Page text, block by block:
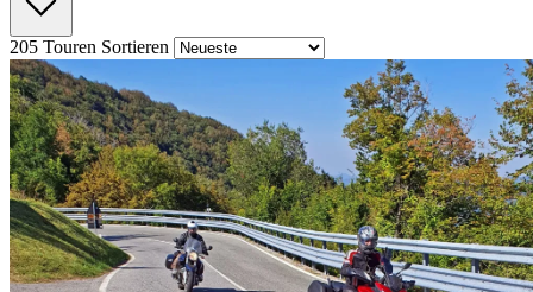
205 Touren Sortieren